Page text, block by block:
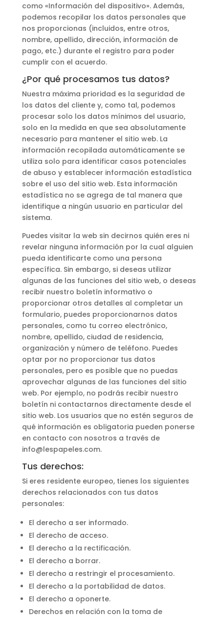
como «Información del dispositivo». Además,
podemos recopilar los datos personales que
nos proporcionas (incluidos, entre otros,
nombre, apellido, dirección, información de
pago, etc.) durante el registro para poder
cumplir con el acuerdo.
¿Por qué procesamos tus datos?
Nuestra máxima prioridad es la seguridad de
los datos del cliente y, como tal, podemos
procesar solo los datos mínimos del usuario,
solo en la medida en que sea absolutamente
necesario para mantener el sitio web. La
información recopilada automáticamente se
utiliza solo para identificar casos potenciales
de abuso y establecer información estadística
sobre el uso del sitio web. Esta información
estadística no se agrega de tal manera que
identifique a ningún usuario en particular del
sistema.
Puedes visitar la web sin decirnos quién eres ni
revelar ninguna información por la cual alguien
pueda identificarte como una persona
específica. Sin embargo, si deseas utilizar
algunas de las funciones del sitio web, o deseas
recibir nuestro boletín informativo o
proporcionar otros detalles al completar un
formulario, puedes proporcionarnos datos
personales, como tu correo electrónico,
nombre, apellido, ciudad de residencia,
organización y número de teléfono. Puedes
optar por no proporcionar tus datos
personales, pero es posible que no puedas
aprovechar algunas de las funciones del sitio
web. Por ejemplo, no podrás recibir nuestro
boletín ni contactarnos directamente desde el
sitio web. Los usuarios que no estén seguros de
qué información es obligatoria pueden ponerse
en contacto con nosotros a través de
info@lespapeles.com.
Tus derechos:
Si eres residente europeo, tienes los siguientes
derechos relacionados con tus datos
personales:
El derecho a ser informado.
El derecho de acceso.
El derecho a la rectificación.
El derecho a borrar.
El derecho a restringir el procesamiento.
El derecho a la portabilidad de datos.
El derecho a oponerte.
Derechos en relación con la toma de